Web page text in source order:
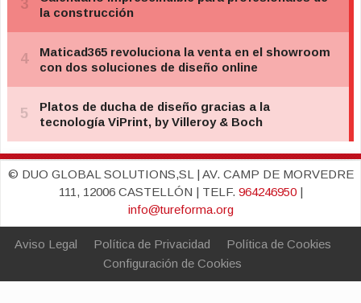
© DUO GLOBAL SOLUTIONS,SL | AV. CAMP DE MORVEDRE
111, 12006 CASTELLÓN | TELF. 964246950|
info@tureforma.org
Aviso Legal Política de Privacidad
Política de Cookies
Configuración de Cookies